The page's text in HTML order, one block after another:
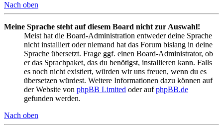
Nach oben
Meine Sprache steht auf diesem Board nicht zur Auswahl!
Meist hat die Board-Administration entweder deine Sprache
nicht installiert oder niemand hat das Forum bislang in deine
Sprache übersetzt. Frage ggf. einen Board-Administrator, ob
er das Sprachpaket, das du benötigst, installieren kann. Falls
es noch nicht existiert, würden wir uns freuen, wenn du es
übersetzen würdest. Weitere Informationen dazu können auf
der Website von phpBB Limited oder aufphpBB.de
gefunden werden.
Nach oben